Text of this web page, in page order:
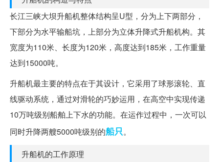
长江三峡大坝升船机整体结构呈U型，分为上下两部分，
下部分为水平输船坑，上部分为立体升降式升船机构。其
宽度为110米、长度为120米，高度达到185米，工作重量
达到15000吨。
升船机最主要的特点在于其设计，它采用了球形滚轮、直
线驱动系统，通过对滑轮的巧妙运用，在高空中实现传递
10万吨级别船舶上下水的功能。在运作过程中，一次可以
同时升降两艘5000吨级别的船只。
升船机的工作原理